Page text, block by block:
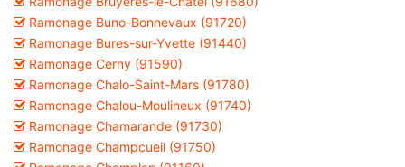
Ramonage Buno-Bonnevaux (91720)
Ramonage Bures-sur-Yvette (91440)
Ramonage Cerny (91590)
Ramonage Chalo-Saint-Mars (91780)
Ramonage Chalou-Moulineux (91740)
Ramonage Chamarande (91730)
Ramonage Champcueil (91750)